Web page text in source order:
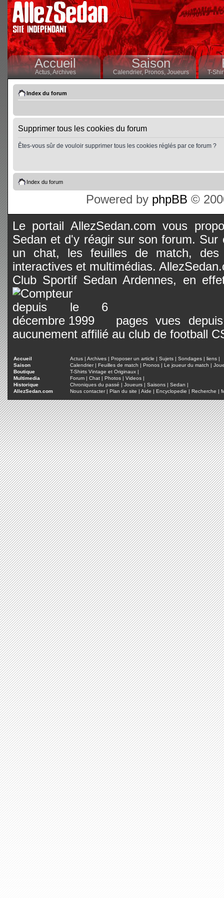
Accueil
Actus,Archives
Saison
Calendrier,Pronos, Joueurs T-
Index du forum
Supprimer tous les cookies du forum
Êtes-vous sûr de vouloir supprimer tous les cookies réglés par ce forum ?
Index du forum
Powered by phpBB ©
Le portail AllezSedan.com vous
Sedan et d'y réagir sur son forum.
un chat, les feuilles de match, des
interactives et multimédias.
Club Sportif Sedan Ardennes, en
pages vues
aucunement affilié au club de football
Accueil Actus | Archives | Proposer un article | Sujets | Sondages | liens |
Saison
Calendrier| Feuilles de match | Pronos | Le joueur du match |
Boutique
T-Shirts Vintage et Originaux |
Multimedia
Forum | Chat | Photos | Videos |
Historique
Chroniques du passé | Joueurs | Saisons | Sedan |
AllezSedan.com
Nous contacter| Plan du site | Aide | Encyclopedie | Recherche |